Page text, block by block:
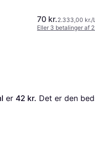
70 kr.2.333,00 kr./
Eller 3 betalinger af
er 42 kr. Det er den